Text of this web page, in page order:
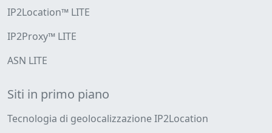
IP2Location™ LITE
IP2Proxy™ LITE
ASN LITE
Siti in primo piano
Tecnologia di geolocalizzazione IP2Location